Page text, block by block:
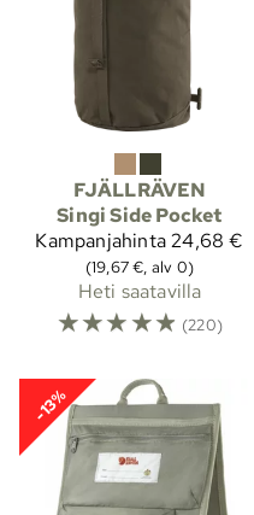
FJÄLLRÄVEN
Singi Side Pocket
Kampanjahinta24,68 €
(19,67 €, alv 0)
Heti saatavilla
☆☆☆☆☆ (220)
-13%